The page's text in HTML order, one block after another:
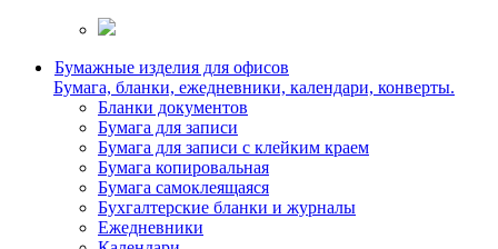
Бумажные изделия для офисов
Бумага, бланки, ежедневники, календари, конверты.
Бланки документов
Бумага для записи
Бумага для записи с клейким краем
Бумага копировальная
Бумага самоклеящаяся
Бухгалтерские бланки и журналы
Ежедневники